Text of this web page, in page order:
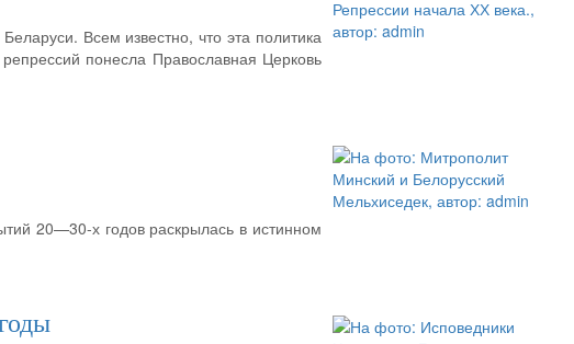
Всем известно, что эта политика
понесла Православная Церковь
20—30-х годов раскрылась в истинном